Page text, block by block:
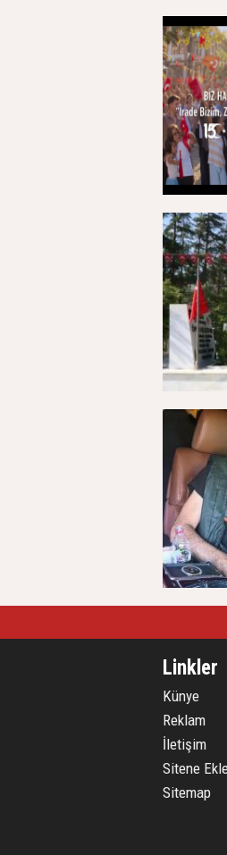
Linkler
Künye
Reklam
İletişim
Sitene
Sitemap